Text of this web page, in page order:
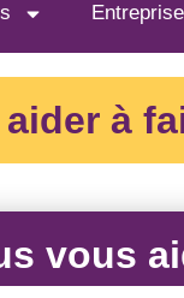
à
vous